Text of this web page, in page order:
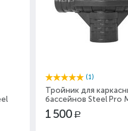
(1)
Тройник для
бассейнов Steel Pro
Bestway P05445
1 500 Р